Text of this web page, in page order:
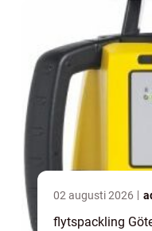
02 augusti 2026
flytspackling